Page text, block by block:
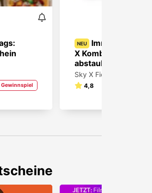
Gewinnspiel
NEU
Immer
X Kombi 6 Monate
abstauben!
Sky X Fiction
4,8